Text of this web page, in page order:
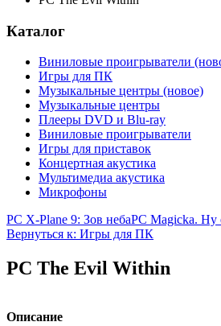
Каталог
Виниловые проигрыватели
Игры для ПК
Музыкальные центры (новое)
Музыкальные центры
Плееры DVD и Blu-ray
Виниловые проигрыватели
Игры для приставок
Концертная акустика
Мультимедиа акустика
Микрофоны
PC X-Plane 9: Зов небаPC Magicka. Ну
Вернуться к: Игры для ПК
PC The Evil Within
Описание